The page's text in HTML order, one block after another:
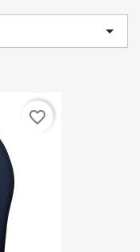

favorite_border